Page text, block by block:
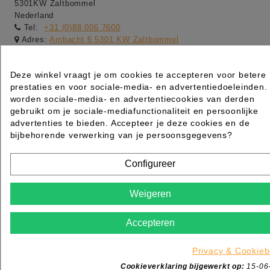
5301KW Zaltbommel
Nederland
Tel:
+31 (0)88 006 7600
Adres:Ambacht 6 5301 KW Zaltbommel
-maandag gesloten
-dinsdag t/m vrijdag van 09:00 tot 17:00
-zaterdag van 09:00 tot 13:00
-Webshop order worden de gehele dag verwerkt van
Deze winkel vraagt je om cookies te accepteren voor betere
prestaties en voor sociale-media- en advertentiedoeleinden.
worden sociale-media- en advertentiecookies van derden
gebruikt om je sociale-mediafunctionaliteit en persoonlijke
advertenties te bieden. Accepteer je deze cookies en de
bijbehorende verwerking van je persoonsgegevens?
Configureer
Weigeren
Accepteren
Privacy &
Cookieverklaring bijgewerkt op: 15-